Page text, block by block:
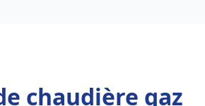
chaudière gaz